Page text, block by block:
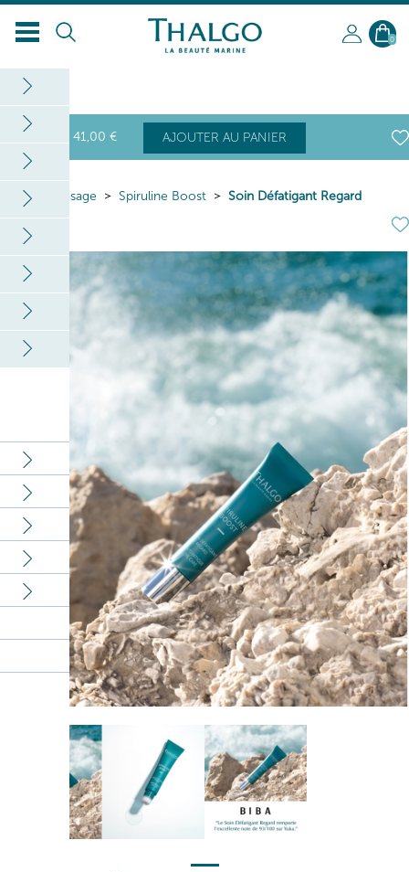
0
41,00 € AJOUTER AU PANIER
Home Visage Spiruline Boost Soin Défatigant Regard